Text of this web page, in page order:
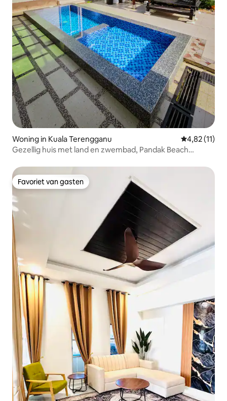
Woning in Kuala Terengganu Gemiddelde
4,82 (11)
Gezellig huis met land en zwembad, Pandak Beach
Favoriet van gasten
Favoriet van gasten